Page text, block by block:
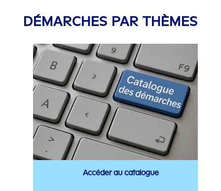
Démarches par
DÉMARCHES PAR THÈMES
Accéder au catalogue